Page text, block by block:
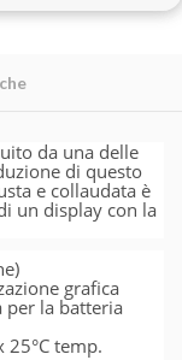
da una delle
di questo
e collaudata è
un display con la
grafica
per la batteria
25°C temp.